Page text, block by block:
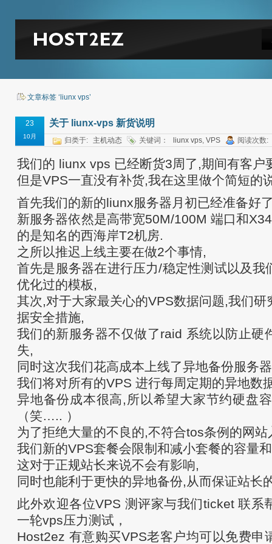
文章标签 ‘liunx vps’
23
10月
关于 liunx-vps 新货说明
归类于: 主机动态 关键词： liunx vps, VPS 阅读次数:
我们的 liunx vps 已经断货3周了,期间有客户
但是VPS一直没有补货,我在这里做个简短的
首先我们的新的liunx服务器月初已经准备好
新服务器依然是高带宽50M/100M 端口和
的是知名的西海岸T2机房.
之所以推迟上线主要在做2个事情,
首先是服务器在进行压力/稳定性测试以及我
优化过的模板,
其次,对于大家最关心的VPS数据问题,我们研
据安全措施,
我们的新服务器不仅做了raid 系统以防止硬
失,
同时这次我们花高成本上线了异地备份服务
我们将对所有的VPS 进行每周定期的异地数
异地备份成本很高,所以希望大家节约硬盘
（笑….. ）
为了拒绝大量的不良的,不符合tos条例的网站
我们新的VPS套餐会限制和减小套餐的容量
这对于正规站长来说不会有影响,
同时也能利于更快的异地备份,从而保证站长
此外欢迎各位VPS 测评家与我们ticket 联系
一轮vps压力测试，
Host2ez 有意购买VPS老客户均可以免费申